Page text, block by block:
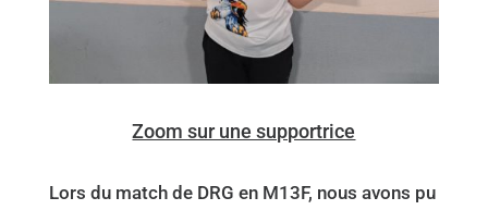
Zoom sur une supportrice
Lors du match de DRG en M13F, nous avons pu